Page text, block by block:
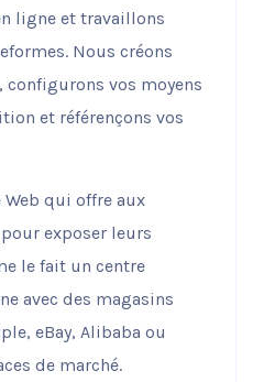
ligne et travaillons
Nous créons
vos moyens
et référençons vos
Web qui offre aux
exposer leurs
le fait un centre
avec des magasins
eBay, Alibaba ou
de marché.